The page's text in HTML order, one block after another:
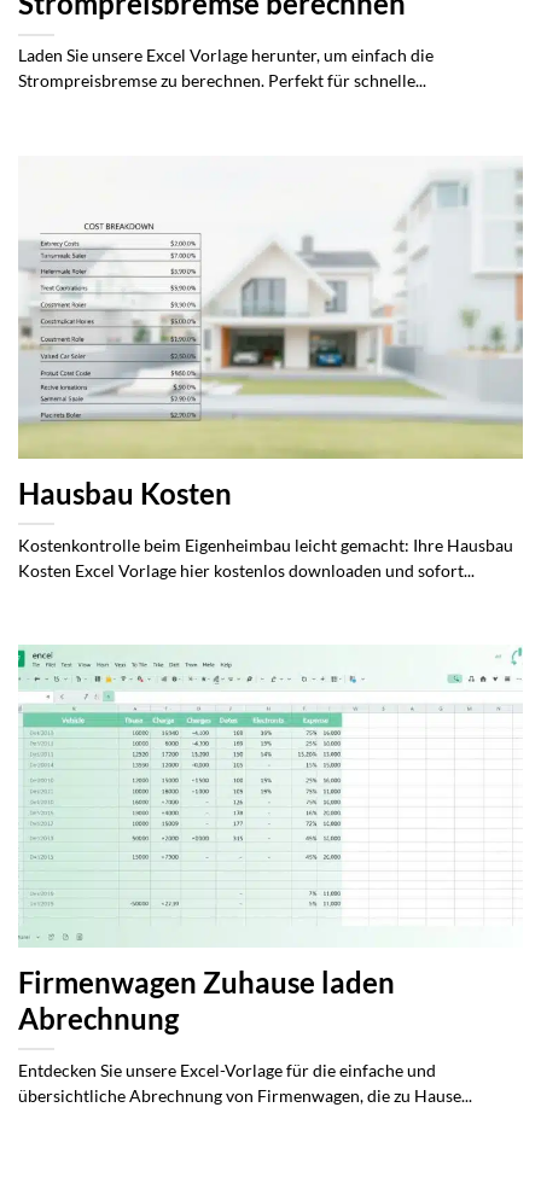
Laden Sie unsere Excel Vorlage herunter, um einfach die
Strompreisbremse zu berechnen. Perfekt für schnelle...
Hausbau Kosten
Kostenkontrolle beim Eigenheimbau leicht gemacht: Ihre Hausbau
Kosten Excel Vorlage hier kostenlos downloaden und sofort...
Firmenwagen Zuhause laden
Abrechnung
Entdecken Sie unsere Excel-Vorlage für die einfache und
übersichtliche Abrechnung von Firmenwagen, die zu Hause...